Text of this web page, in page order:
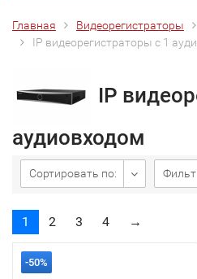
Главная Видеорегистраторы
IP видеорегистраторы с 1
IP
аудиовходом
Сортировать по:
1 2 3 4 →
-50%